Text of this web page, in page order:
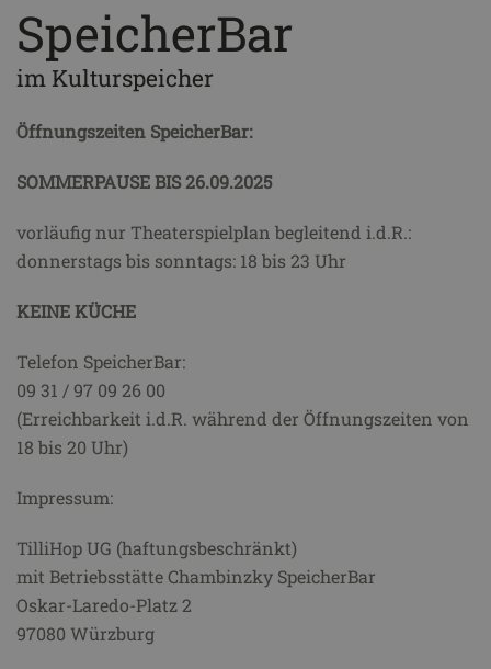
SpeicherBar
im Kulturspeicher
Öffnungszeiten SpeicherBar:
SOMMERPAUSE BIS 26.09.2025
vorläufig nur Theaterspielplan begleitend i.d.R.:
donnerstags bis sonntags: 18 bis 23 Uhr
KEINE KÜCHE
Telefon SpeicherBar:
09 31 / 97 09 26 00
(Erreichbarkeit i.d.R. während der Öffnungszeiten von
18 bis 20 Uhr)
Impressum:
TilliHop UG (haftungsbeschränkt)
mit Betriebsstätte Chambinzky SpeicherBar
Oskar-Laredo-Platz 2
97080 Würzburg